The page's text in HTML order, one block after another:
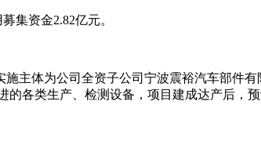
集资金2.82亿元。
主体为公司全资子公司宁波震裕汽车部件
的各类生产、检测设备，项目建成达产后